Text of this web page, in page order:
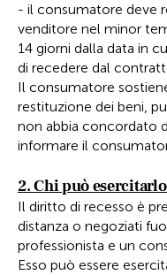
- il consumatore deve
venditore nel minor
14 giorni dalla data in
di recedere dal
Il consumatore
restituzione dei beni,
non abbia concordato
informare il
2. Chi può
Il diritto di recesso è
distanza o negoziati
professionista e un
Esso può essere